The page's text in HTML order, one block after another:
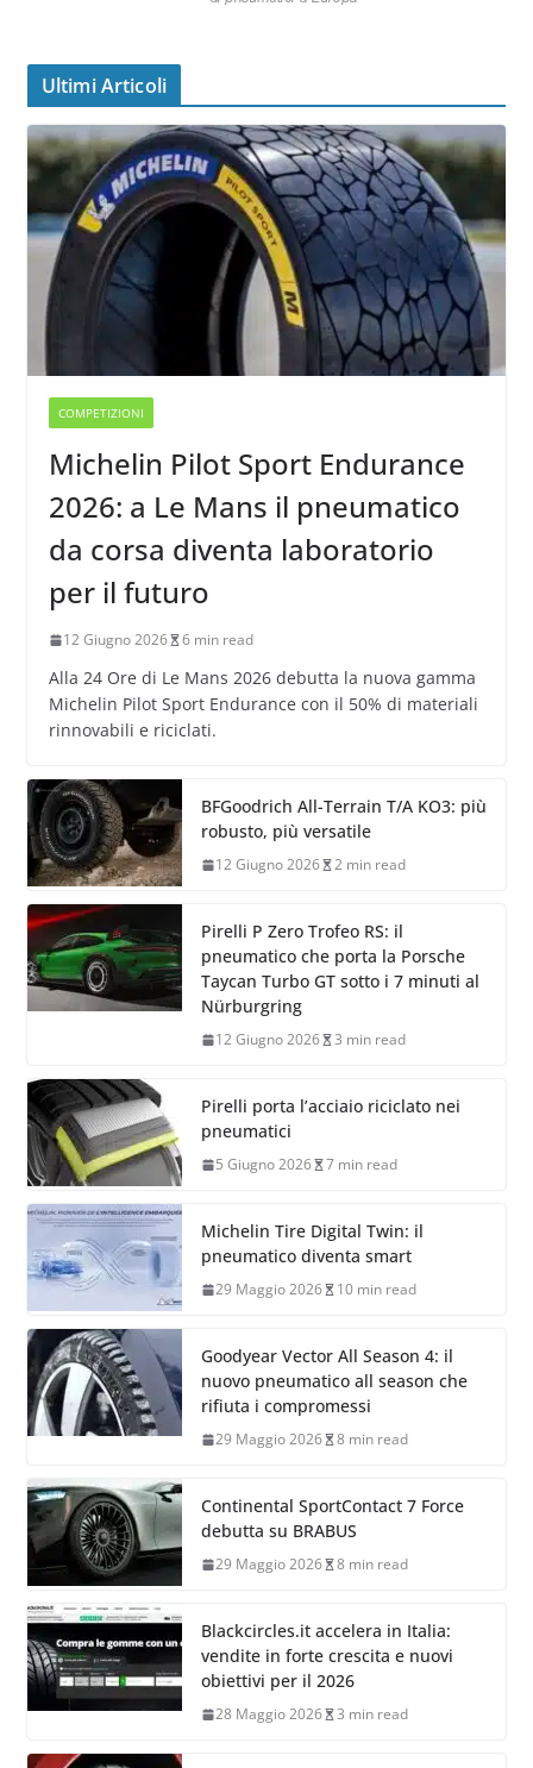
Ultimi Articoli
COMPETIZIONI
Michelin Pilot Sport Endurance
2026: a Le Mans il pneumatico
da corsa diventa laboratorio
per il futuro
12 Giugno 2026 6 min read
Alla 24 Ore di Le Mans 2026 debutta la nuova gamma
Michelin Pilot Sport Endurance con il 50% di materiali
rinnovabili e riciclati.
BFGoodrich All-Terrain T/A KO3: più
robusto, più versatile
12 Giugno 2026 2 min read
Pirelli P Zero Trofeo RS: il
pneumatico che porta la Porsche
Taycan Turbo GT sotto i 7 minuti al
Nürburgring
12 Giugno 2026 3 min read
Pirelli porta l’acciaio riciclato nei
pneumatici
5 Giugno 2026 7 min read
Michelin Tire Digital Twin: il
pneumatico diventa smart
29 Maggio 2026 10 min read
Goodyear Vector All Season 4: il
nuovo pneumatico all season che
rifiuta i compromessi
29 Maggio 2026 8 min read
Continental SportContact 7 Force
debutta su BRABUS
29 Maggio 2026 8 min read
Blackcircles.it accelera in Italia:
vendite in forte crescita e nuovi
obiettivi per il 2026
28 Maggio 2026 3 min read